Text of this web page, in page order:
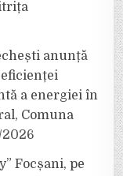
anunță
a energiei în
Comuna
2026
Focșani, pe